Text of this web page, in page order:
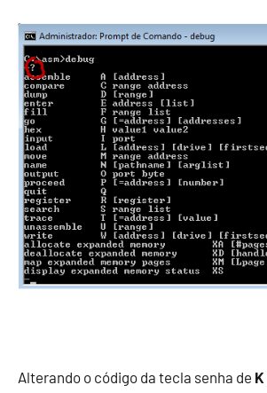
Alterando o código da tecla senha de K